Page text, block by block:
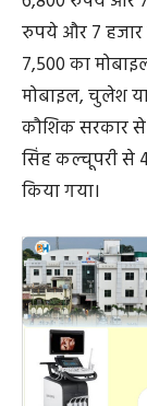
रुपये और 7 हजार
7,500 का
मोबाइल, चुलेश
कौशिक सरकार
सिंह कल्चूपरी से
किया गया।